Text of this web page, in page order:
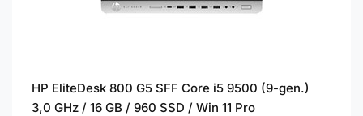
HP EliteDesk 800 G5 SFF Core i5 9500 (9-gen.)
3,0 GHz / 16 GB / 960 SSD / Win 11 Pro